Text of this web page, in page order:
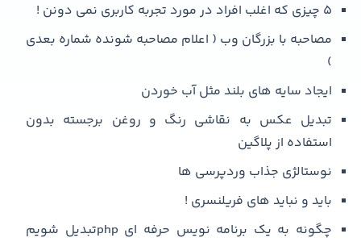
۵ چیزی که اغلب افراد در مورد تجربه کاربری نمی دونن !‎
مصاحبه با بزرگان وب ( اعلام مصاحبه شونده شماره بعدی
)
ایجاد سایه های بلند مثل آب خوردن
تبدیل عکس به نقاشی رنگ و روغن برجسته بدون
استفاده از پلاگین
نوستالژی جذاب وردپرسی ها
باید و نباید های فریلنسری !
چگونه به یک برنامه نویس حرفه ای phpتبدیل شویم